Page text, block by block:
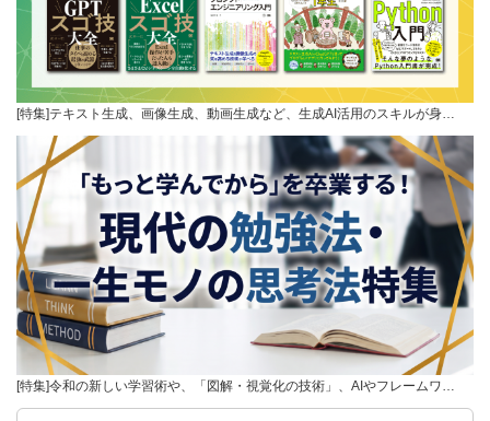
[特集]テキスト生成、画像生成、動画生成など、生成AI活用のスキルが身…
[特集]令和の新しい学習術や、「図解・視覚化の技術」、AIやフレームワ…